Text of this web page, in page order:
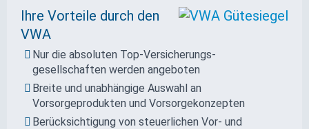
Ihre Vorteile durch den
VWA
Nur die absoluten Top-Versicherungs­
gesellschaften werden angeboten
Breite und unab­hängige Auswahl an
Vorsorgeprodukten und Vorsorge­kon­zepten
Berücksichtigung von steuerlichen Vor- und